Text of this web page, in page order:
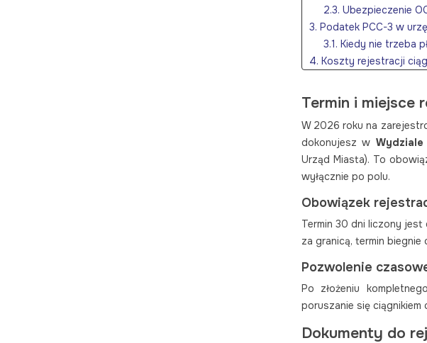
2.3. Ubezpieczenie
3. Podatek PCC-3 w
3.1. Kiedy nie trzeba
4. Koszty rejestracji
6. Rejestracja ciągnika
6.1. Tłumacz
6.2. Badanie
6.3. Odprawa celna i
7. Rejestracja ciągnika
8. Rejestracja ciągnika
9. Wniosek o rejestrację
9.1. Jakie dane
10. Tablice
10.1. Standardowe
10.2. Tablice
11. Najczęstsze pytania
Termin i miejsce
W 2026 roku na
dokonujesz wWydziale
Urząd Miasta). To
wyłącznie po polu.
Obowiązek
Termin 30 dni liczony jest
za granicą, termin
Pozwolenie
Po złożeniu
poruszanie się
Dokumenty do